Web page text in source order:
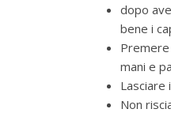
dopo
bene i
mani e
Lasciare
Non